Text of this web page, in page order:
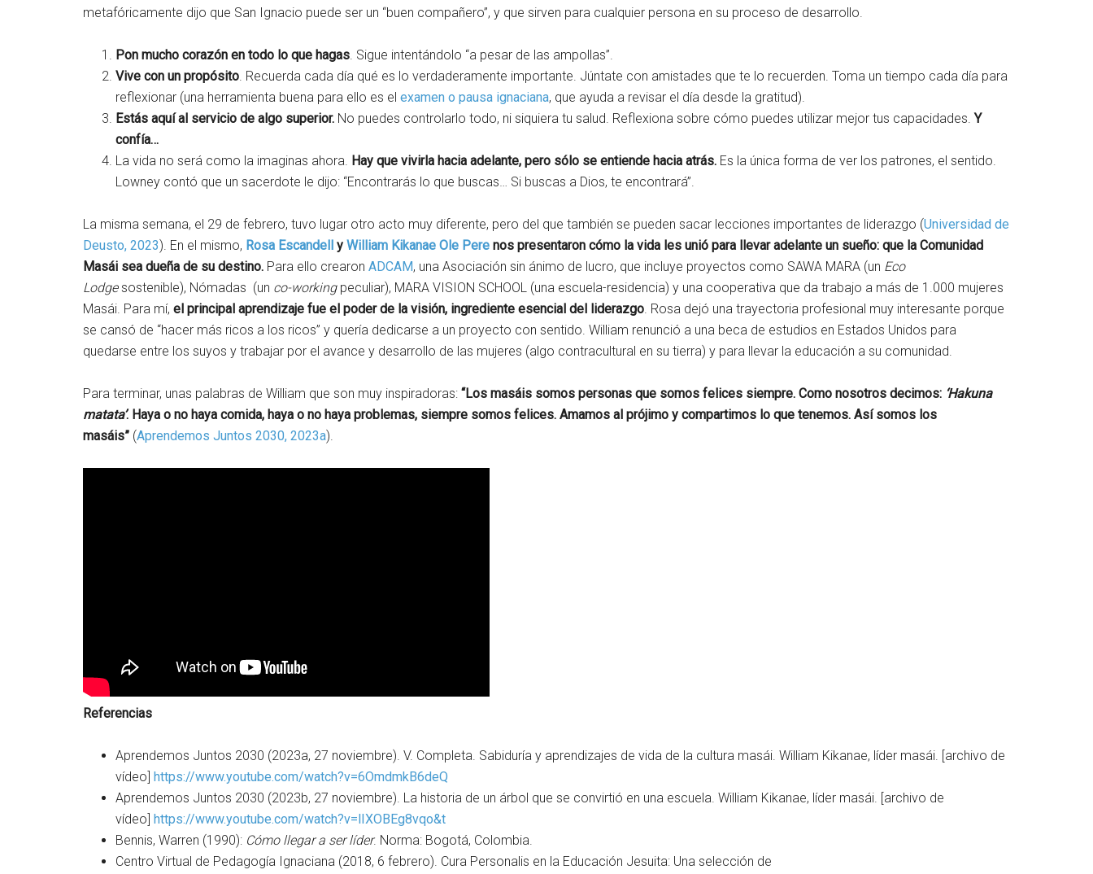
metafóricamente dijo que San Ignacio puede ser un “buen compañero”, y que sirven para cualquier persona en su proceso de desarrollo.
Pon mucho corazón en todo lo que hagas. Sigue intentándolo “a pesar de las ampollas”.
Vive con un propósito. Recuerda cada día qué es lo verdaderamente importante. Júntate con amistades que te lo recuerden. Toma un tiempo cada día para
reflexionar (una herramienta buena para ello es el examen o pausa ignaciana, que ayuda a revisar el día desde la gratitud).
Estás aquí al servicio de algo superior. No puedes controlarlo todo, ni siquiera tu salud. Reflexiona sobre cómo puedes utilizar mejor tus capacidades.Y
confía…
La vida no será como la imaginas ahora. Hay que vivirla hacia adelante, pero sólo se entiende hacia atrás. Es la única forma de ver los patrones, el sentido.
Lowney contó que un sacerdote le dijo: “Encontrarás lo que buscas… Si buscas a Dios, te encontrará”.
La misma semana, el 29 de febrero, tuvo lugar otro acto muy diferente, pero del que también se pueden sacar lecciones importantes de liderazgo (Universidad de
Deusto, 2023). En el mismo, Rosa Escandell y William Kikanae Ole Pere nos presentaron cómo la vida les unió para llevar adelante un sueño: que la Comunidad
Masái sea dueña de su destino. Para ello crearon ADCAM, una Asociación sin ánimo de lucro, que incluye proyectos como SAWA MARA (un Eco
Lodgesostenible), Nómadas (un co-workingpeculiar), MARA VISION SCHOOL (una escuela-residencia) y una cooperativa que da trabajo a más de 1.000 mujeres
Masái. Para mí, el principal aprendizaje fue el poder de la visión, ingrediente esencial del liderazgo. Rosa dejó una trayectoria profesional muy interesante porque
se cansó de “hacer más ricos a los ricos” y quería dedicarse a un proyecto con sentido. William renunció a una beca de estudios en Estados Unidos para
quedarse entre los suyos y trabajar por el avance y desarrollo de las mujeres (algo contracultural en su tierra) y para llevar la educación a su comunidad.
Para terminar, unas palabras de William que son muy inspiradoras: “Los masáis somos personas que somos felices siempre. Como nosotros decimos: ‘Hakuna
matata’. Haya o no haya comida, haya o no haya problemas, siempre somos felices. Amamos al prójimo y compartimos lo que tenemos. Así somos los
masáis” (Aprendemos Juntos 2030, 2023a).
Referencias
Aprendemos Juntos 2030 (2023a, 27 noviembre). V. Completa. Sabiduría y aprendizajes de vida de la cultura masái. William Kikanae, líder masái. [archivo de
vídeo] https://www.youtube.com/watch?v=6OmdmkB6deQ
Aprendemos Juntos 2030 (2023b, 27 noviembre). La historia de un árbol que se convirtió en una escuela. William Kikanae, líder masái. [archivo de
vídeo] https://www.youtube.com/watch?v=lIXOBEg8vqo&t
Bennis, Warren (1990): Cómo llegar a ser líder. Norma: Bogotá, Colombia.
Centro Virtual de Pedagogía Ignaciana (2018, 6 febrero). Cura Personalis en la Educación Jesuita: Una selección de